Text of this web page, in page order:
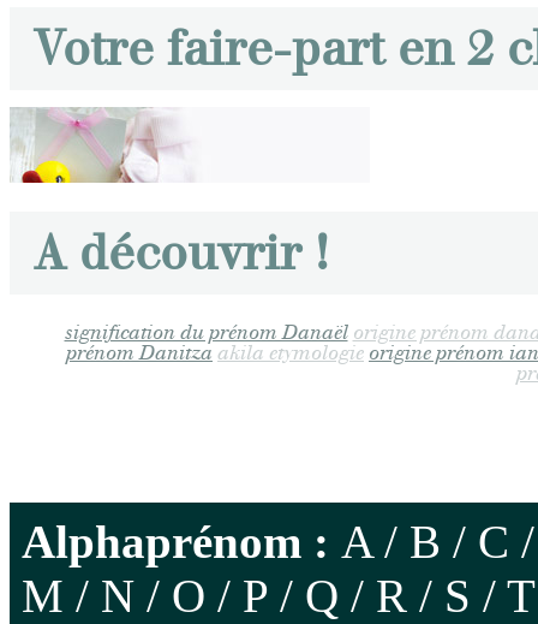
Votre faire-part en 2
A découvrir !
signification du prénom Danaël origine prénom
prénom Danitza akila etymologie origine prénom
Alphaprénom : A/ B / C
M / N / O / P / Q / R / S / T